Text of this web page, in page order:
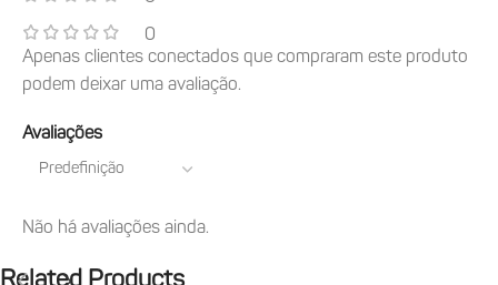
0
Avaliações
Não há avaliações ainda.
Apenas clientes conectados que compraram este produto
podem deixar uma avaliação.